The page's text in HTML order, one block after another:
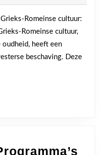
Grieks-
Romeinse
Cultuur
Romeinse cultuur:
Romeinse cultuur,
heeft een
beschaving. Deze